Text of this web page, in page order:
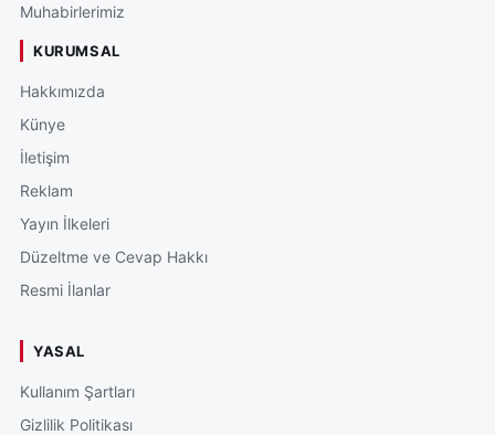
Muhabirlerimiz
KURUMSAL
Hakkımızda
Künye
İletişim
Reklam
Yayın İlkeleri
Düzeltme ve Cevap Hakkı
Resmi İlanlar
YASAL
Kullanım Şartları
Gizlilik Politikası